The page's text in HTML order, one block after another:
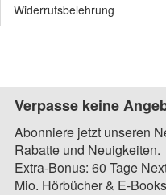
Widerrufsbelehrung
Verpasse keine
Abonniere jetzt unseren
Rabatte und Neuigkeiten.
Extra-Bonus: 60 Tage
Mio. Hörbücher & E-